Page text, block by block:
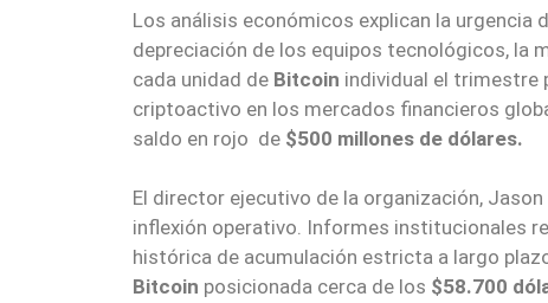
Los análisis económicos explican la
depreciación de los equipos tecnológicos, la
cada unidad de Bitcoin individual el trimestre
criptoactivo en los mercados financieros
saldo en rojo de $500 millones de dólares.
El director ejecutivo de la organización,
inflexión operativo. Informes institucionales
histórica de acumulación estricta a largo
Bitcoin posicionada cerca de los $58.700